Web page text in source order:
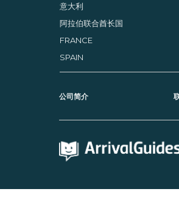
意大利
阿拉伯联合酋长国
FRANCE
SPAIN
公司简介